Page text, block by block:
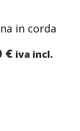
corda
incl.